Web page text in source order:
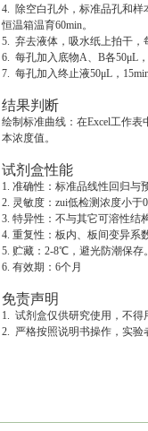
4. 除空白孔外，标准品孔和样
恒温箱温育60min。
5. 弃去液体，吸水纸上拍干，
6. 每孔加入底物A、B各50μL
7. 每孔加入终止液50μL，
结果判断
绘制标准曲线：在Excel工作
本浓度值。
试剂盒性能
1. 准确性：标准品线性回归与
2. 灵敏度：zui低检测浓度小于
3. 特异性：不与其它可溶性结
4. 重复性：板内、板间变异系
5. 贮藏：2-8℃，避光防潮保存。
6. 有效期：6个月
免责声明
1. 试剂盒仅供研究使用，不得
2. 严格按照说明书操作，实验